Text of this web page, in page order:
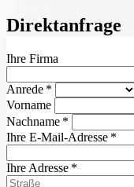
Direktanfrage
Ihre Firma
Anrede *
Vorname
Nachname *
Ihre E-Mail-Adresse *
Ihre Adresse *